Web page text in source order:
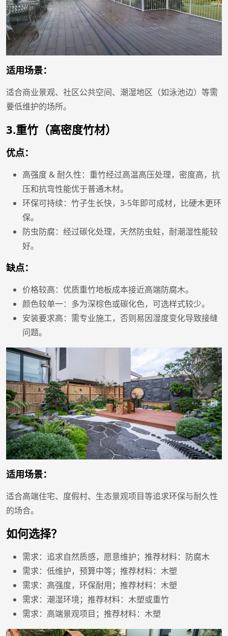
适用场景：
适合商业景观、社区公共空间、潮湿地区（如泳池边）等需
要低维护的场所。
3.重竹（高密度竹材）
优点：
高强度 & 耐久性：重竹经过高温高压处理，密度高，抗
压和抗弯性能优于普通木材。
环保可持续：竹子生长快，3-5年即可成材，比硬木更环
保。
防虫防腐：经过碳化处理，天然防虫蛀，耐潮湿性能较
好。
缺点：
价格较高：优质重竹地板成本接近高端防腐木。
颜色较单一：多为深棕色或碳化色，可选样式较少。
安装要求高：需专业施工，否则易因湿度变化导致接缝
问题。
适用场景：
适合高端住宅、度假村、生态景观项目等追求环保与耐久性
的场合。
如何选择？
需求：追求自然质感，愿意维护；推荐材料：防腐木
需求：低维护，预算中等；推荐材料：木塑
需求：高强度，环保耐用；推荐材料：木塑
需求：潮湿环境；推荐材料：木塑或重竹
需求：高端景观项目；推荐材料：木塑